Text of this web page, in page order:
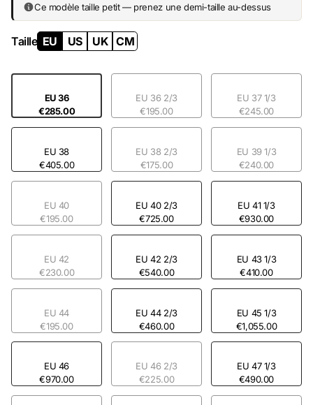
Ce modèle taille petit — prenez une demi-taille au-dessus
Taille EU US UK CM
€285.00
EU 36
€195.00
EU 36 2/3
€245.00
EU 37 1/3
€405.00
EU 38
€175.00
EU 38 2/3
€240.00
EU 39 1/3
€195.00
EU 40
€725.00
EU 40 2/3
€930.00
EU 41 1/3
€230.00
EU 42
€540.00
EU 42 2/3
€410.00
EU 43 1/3
€195.00
EU 44
€460.00
EU 44 2/3
€1,055.00
EU 45 1/3
€970.00
EU 46
€225.00
EU 46 2/3
€490.00
EU 47 1/3